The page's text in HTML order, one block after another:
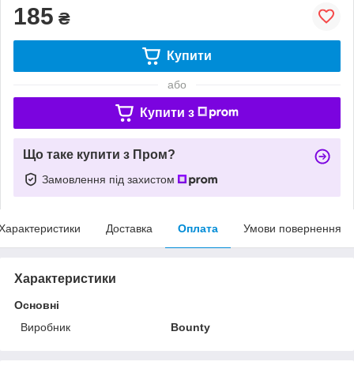
185 ₴
Купити
або
Купити з
Що таке купити з Пром?
Замовлення під захистом
Доставка Оплата Умови повернення
Характеристики
Основні
Виробник
Bounty